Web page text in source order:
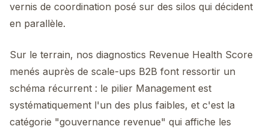
vernis de coordination posé sur des silos qui décident
en parallèle.
Sur le terrain, nos diagnostics Revenue Health Score
menés auprès de scale-ups B2B font ressortir un
schéma récurrent : le pilier Management est
systématiquement l'un des plus faibles, et c'est la
catégorie "gouvernance revenue" qui affiche les